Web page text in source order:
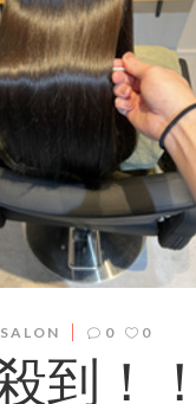
SALON 0 0
到！